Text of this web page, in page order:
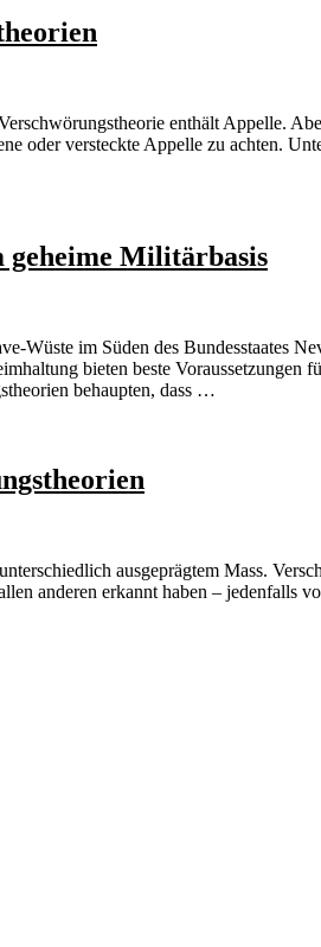
enthält Appelle.
oder versteckte Appelle zu achten.
geheime Militärbasis
im Süden des Bundesstaates
bieten beste
behaupten, dass …
ausgeprägtem Mass.
anderen erkannt haben –